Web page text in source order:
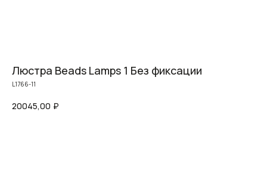
Люстра Beads Lamps 1 Без фиксации
L1766-11
20045,00 ₽